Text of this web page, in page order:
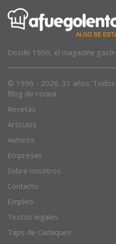
Blog de cocina
Recetas
Artículos
Autores
Empresas
Sobre nosotros
Contacto
Empleo
Textos legales